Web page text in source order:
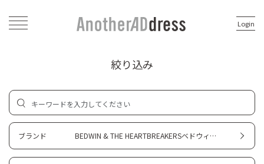
Login
絞り込み
ブランド BEDWIN & THE HEARTBREAKERSベドウィン＆ザ・ハートブレイカーズ